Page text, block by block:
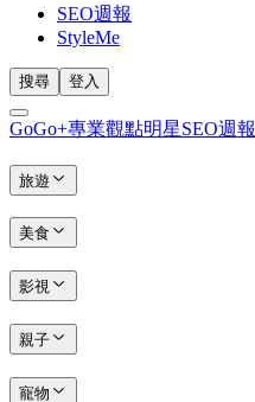
SEO週報
StyleMe
搜尋 登入
GoGo+專業觀點明星SEO週報
旅遊
美食
影視
親子
寵物